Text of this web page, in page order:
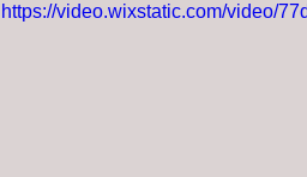
https://video.wixstatic.com/video/